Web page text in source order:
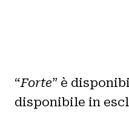
“Forte” è
disponibile in